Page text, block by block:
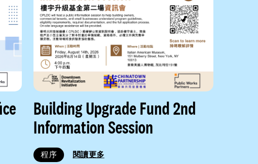
Building Upgrade Fund 2nd
Information Session
程序 閱讀更多